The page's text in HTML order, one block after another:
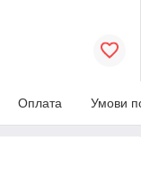
Оплата Умови